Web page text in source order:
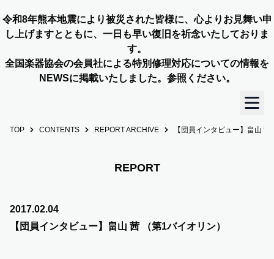
令和8年熊本地震により被災された皆様に、心よりお見舞い申
し上げますとともに、一日も早い復旧を祈念いたしておりま
す。
全国楽器協会の会員社による特別修理対応についての情報を
NEWSに掲載いたしました。参照ください。
TOP
OUR STORY
TOP CONTENTS REPORT ARCHIVE 【団員インタビュー】畠山
REPORT
2017.02.04
【団員インタビュー】畠山 茜 （第1バイオリン）